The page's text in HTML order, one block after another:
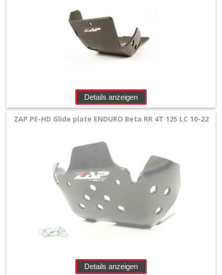
Details anzeigen
ZAP PE-HD Glide plate ENDURO Beta RR 4T 125 LC 10-22
Details anzeigen